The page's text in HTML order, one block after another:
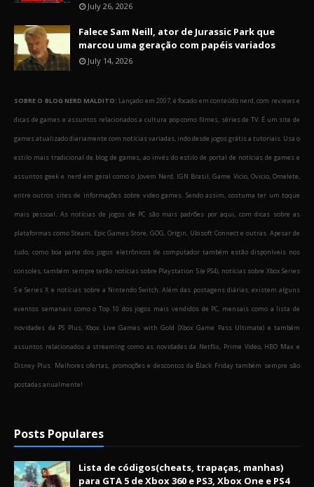
July 26, 2026
Falece Sam Neill, ator de Jurassic Park que
marcou uma geração com papéis variados
July 14, 2026
SOBRE O BLOG NERD MALDITO: Lançado em 2007, é focado em conteúdo nerd, com reviews e
dicas de games e assuntos relacionados a cultura pop como filmes, séries de TV. É um site de
games atualizado diariamente com notícias variadas, indo desde jogos grátis a tutoriais. Usa o
estilo mais tradicional de blog de games, ao invés do estilo de portal de notícias de games e
assuntos geek e nerd em geral como o Jovem Nerd, IGN Brasil, Game Vicio, Ovicio, Omelete,
entre outros sites de informações sobre video games. Sendo assim, costuma ter um toque
mais pessoal. As notícias de jogos de PC são mais padrões por aqui, com dicas sobre as
plataformas como Steam, Epic Games Store, GOG, Origin, Ubisoft Connect e outras. Apesar de
tudo, como boa parte dos jogos eletrônicos de computador também estão disponíveis nos
consoles, também sempre terão notícias sobre Playstation 5 (e PS4), notícias sobre Xbox Series
S e Series X e notícias sobre a Nintendo Switch. Além das postagens diárias, existem alguns
eventos semanais como o Top 10 dos jogos mais vendidos de PC, mensais como a lista de
novidades da PS Plus, Xbox Live Games with Gold (Xbox Game Pass Ultimate) e também
assuntos relacionados a streaming como as novidades da Netflix, Prime Video, HBO Max e
Disney Plus. Melhores ofertas, promoções e descontos da Black Friday também sempre são
postadas anualmente!
Posts Populares
Lista de códigos(cheats, trapaças, manhas)
para GTA 5 de Xbox 360 e PS3, Xbox One e PS4